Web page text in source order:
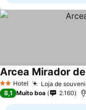
2 Estrelas
Hotel Loja de
Arcea Mirador
8,1 Muito boa 2.160